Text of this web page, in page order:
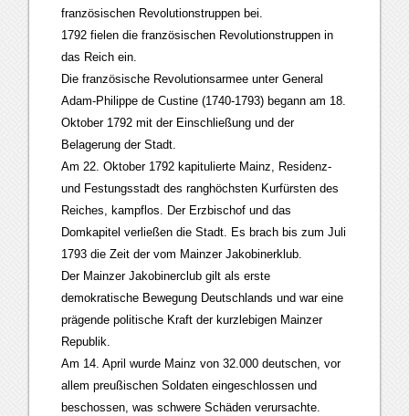
französischen Revolutionstruppen bei.
1792 fielen die französischen Revolutionstruppen in
das Reich ein.
Die französische Revolutionsarmee unter General
Adam-Philippe de Custine (1740-1793) begann am 18.
Oktober 1792 mit der Einschließung und der
Belagerung der Stadt.
Am 22. Oktober 1792 kapitulierte Mainz, Residenz-
und Festungsstadt des ranghöchsten Kurfürsten des
Reiches, kampflos. Der Erzbischof und das
Domkapitel verließen die Stadt. Es brach bis zum Juli
1793 die Zeit der vom Mainzer Jakobinerklub.
Der Mainzer Jakobinerclub gilt als erste
demokratische Bewegung Deutschlands und war eine
prägende politische Kraft der kurzlebigen Mainzer
Republik.
Am 14. April wurde Mainz von 32.000 deutschen, vor
allem preußischen Soldaten eingeschlossen und
beschossen, was schwere Schäden verursachte.